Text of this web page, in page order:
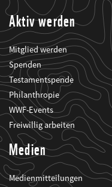
Aktiv werden
Mitglied werden
Spenden
Testamentspende
Philanthropie
WWF-Events
Freiwillig arbeiten
Medien
Medienmitteilungen